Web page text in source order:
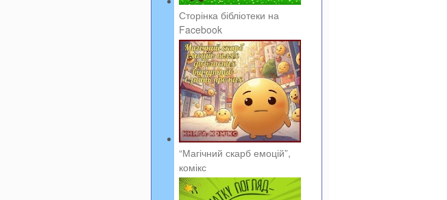
Сторінка бібліотеки на
Facebook
“Магічний скарб емоцій”,
комікс